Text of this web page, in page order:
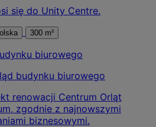
się do Unity Centre.
Polska 300 m²
budynku biurowego
renowacji Centrum Orląt
zgodnie z najnowszymi
biznesowymi.